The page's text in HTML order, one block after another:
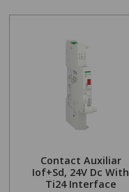
Contact Auxiliar
Iof+Sd, 24V Dc With
Ti24 Interface